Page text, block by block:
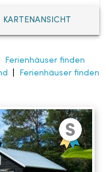
KARTENANSICHT
Ferienhäuser finden
Ferienhäuser finden